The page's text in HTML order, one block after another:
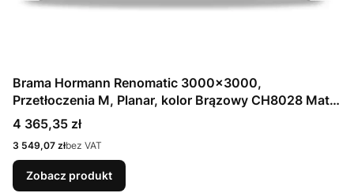
Brama Hormann Renomatic 3000x3000,
Przetłoczenia M, Planar, kolor Brązowy CH8028 Matt
deluxe + Prowadzenie N
Cena
4 365,35 zł
Cena
3 549,07 złbez VAT
Zobacz produkt